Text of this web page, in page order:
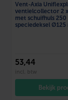
Vent-Axia
ventielcollector 2
met schuifhuls 250
speciedeksel Ø125
53,44
incl. btw
Bekijk